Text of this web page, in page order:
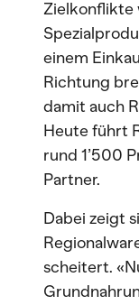
Zielkonflikte
einem
Richtung
damit auch
Heute führt
rund 1’500
Partner.
Dabei zeigt
scheitert.